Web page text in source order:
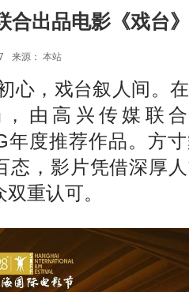
合出品电影《戏台
来源： 本站
心，戏台叙人间。
由高兴传媒联
年度推荐作品。方
态，影片凭借深厚
重认可。